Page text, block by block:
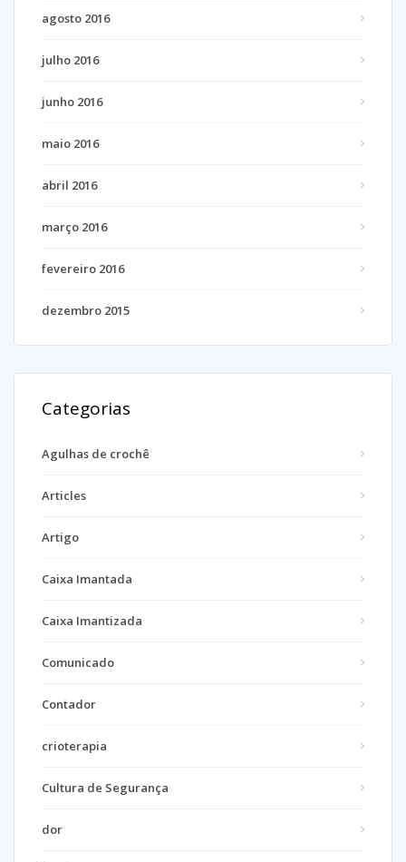
agosto 2016
julho 2016
junho 2016
maio 2016
abril 2016
março 2016
fevereiro 2016
dezembro 2015
Categorias
Agulhas de crochê
Articles
Artigo
Caixa Imantada
Caixa Imantizada
Comunicado
Contador
crioterapia
Cultura de Segurança
dor